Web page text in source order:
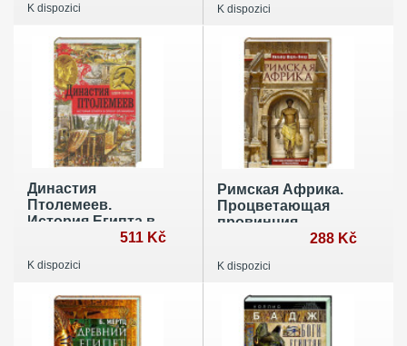
K dispozici K dispozici
Династия
Птолемеев.
История Египта в
эпоху эллинизма
511 Kč
K dispozici
Римская Африка.
Процветающая
провинция
великой империи
Карфагена
288 Kč
K dispozici